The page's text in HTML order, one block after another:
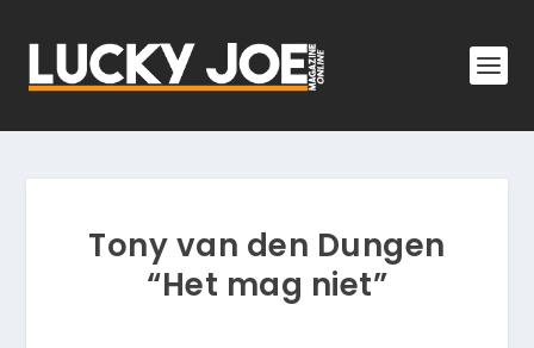
Tony van den Dungen
“Het mag niet”